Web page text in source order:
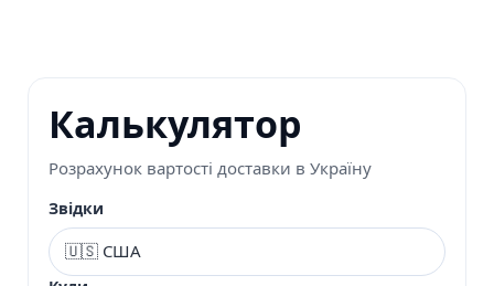
Калькулятор
Розрахунок вартості доставки в Україну
Звідки